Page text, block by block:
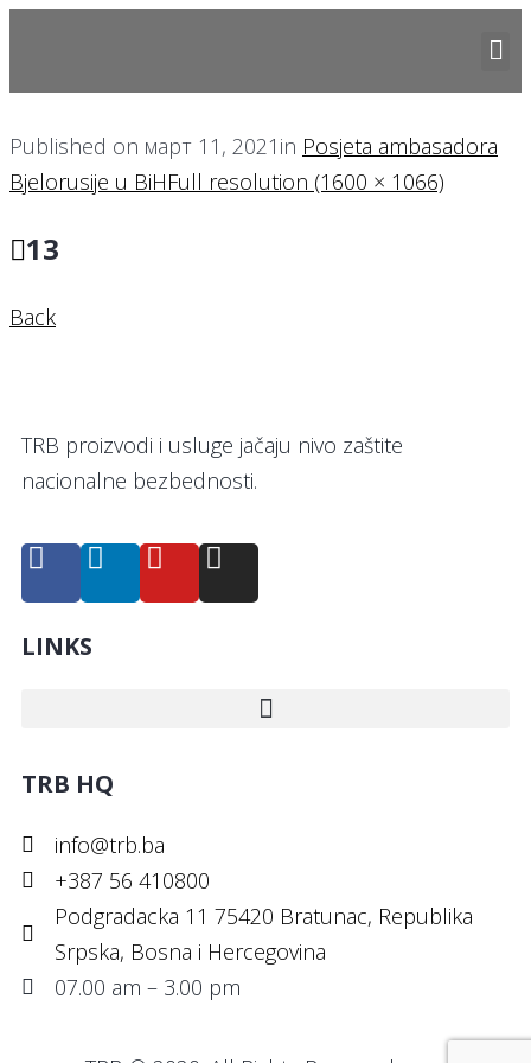
Published on март 11, 2021 in Posjeta ambasadora
Bjelorusije u BiHFull resolution (1600 × 1066)
13
Back
TRB proizvodi i usluge jačaju nivo zaštite
nacionalne bezbednosti.
LINKS
TRB HQ
info@trb.ba
+387 56 410800
Podgradacka 11 75420 Bratunac, Republika
Srpska, Bosna i Hercegovina
07.00 am – 3.00 pm